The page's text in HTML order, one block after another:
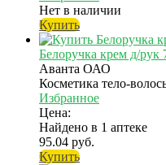
Нет в наличии
Купить
Белоручка крем д/рук
Аванта ОАО
Косметика тело-
Избранное
Цена:
Найдено в 1 аптеке
95.04 руб.
Купить